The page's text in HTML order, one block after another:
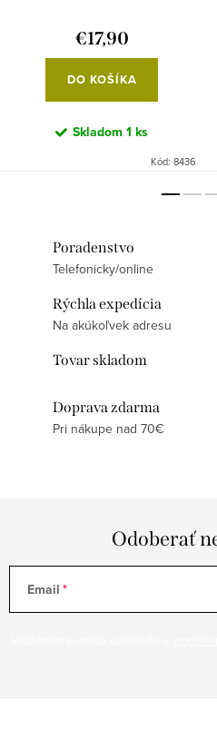
€17,90
DO KOŠÍKA
Skladom 1 ks
Kód: 8436
Poradenstvo
Telefonicky/online
Rýchla expedícia
Na akúkoľvek adresu
Tovar skladom
Doprava zdarma
Pri nákupe nad 70€
Odoberať
Email